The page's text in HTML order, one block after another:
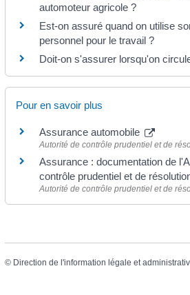
automoteur agricole ?
Est-on assuré quand on utilise
personnel pour le travail ?
Doit-on s'assurer lorsqu'on
Pour en savoir plus
Assurance automobile
Autorité de contrôle prudentiel et de
Assurance : documentation de
contrôle prudentiel et de
Autorité de contrôle prudentiel et de
© Direction de l'information légale et